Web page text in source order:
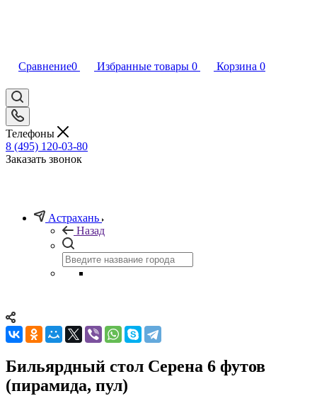
Сравнение0 Избранные товары 0 Корзина 0
Телефоны
8 (495) 120-03-80
Заказать звонок
Астрахань
Назад
Бильярдный стол Серена 6 футов
(пирамида, пул)